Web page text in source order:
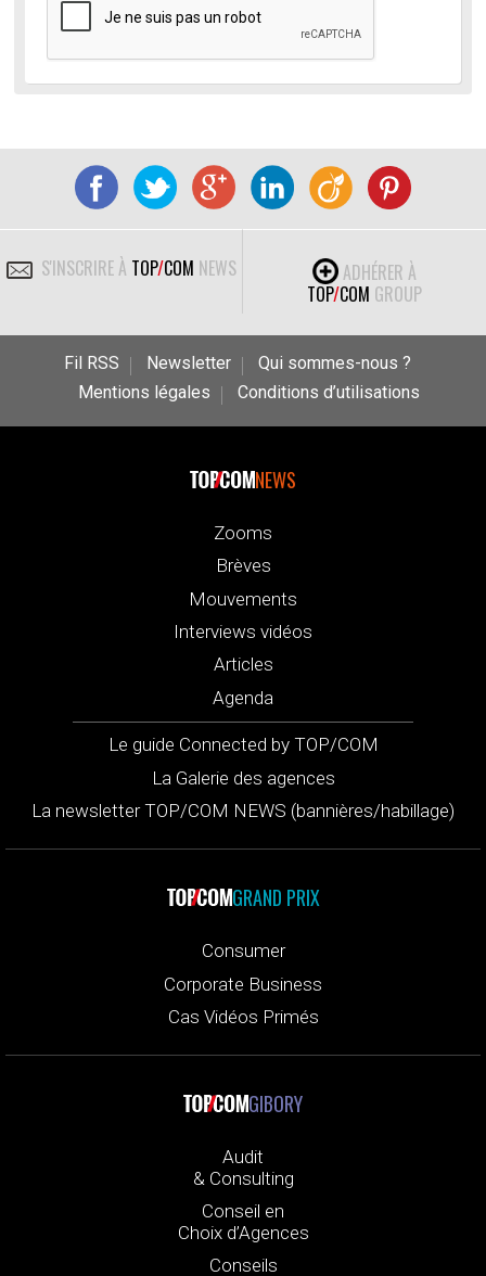
S'INSCRIRE À TOP/COM NEWS
ADHÉRER À
TOP/COM GROUP
Fil RSS Newsletter
Qui sommes-nous ?
Mentions légales
Conditions d’utilisations
NEWS
Zooms
Brèves
Mouvements
Interviews vidéos
Articles
Agenda
Le guide Connected by TOP/COM
La Galerie des agences
La newsletter TOP/COM NEWS (bannières/habillage)
GRAND PRIX
Consumer
Corporate Business
Cas Vidéos Primés
GIBORY
Audit
& Consulting
Conseil en
Choix d’Agences
Conseils